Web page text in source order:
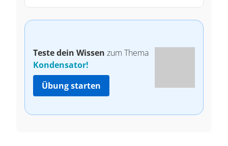
Teste dein Wissen zum Thema
Kondensator!
Übung starten